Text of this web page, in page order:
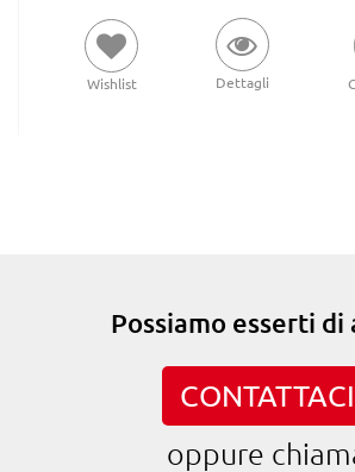
Wishlist Dettagli
Possiamo esserti di
CONTATTACI
oppure